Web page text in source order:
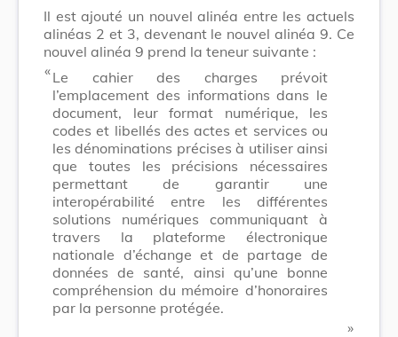
Il est ajouté un nouvel alinéa entre les actuels
alinéas 2 et 3, devenant le nouvel alinéa 9. Ce
nouvel alinéa 9 prend la teneur suivante :
​ «Le cahier des charges prévoit
l’emplacement des informations dans le
document, leur format numérique, les
codes et libellés des actes et services ou
les dénominations précises à utiliser ainsi
que toutes les précisions nécessaires
permettant de garantir une
interopérabilité entre les différentes
solutions numériques communiquant à
travers la plateforme électronique
nationale d’échange et de partage de
données de santé, ainsi qu’une bonne
compréhension du mémoire d’honoraires
par la personne protégée.
​ »